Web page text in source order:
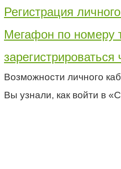
Регистрация
Мегафон по номеру
Возможности личного
Вы узнали, как войти в